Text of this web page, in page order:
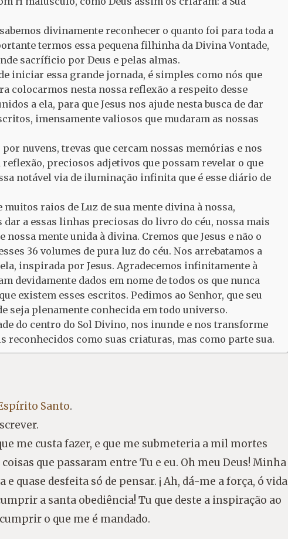
divinamente reconhecer o quanto foi para toda a
termos essa pequena filhinha da Divina Vontade,
sacríficio por Deus e pelas almas.
iniciar essa grande jornada, é simples como nós que
colocarmos nesta nossa reflexão a respeito desse
a ela, para que Jesus nos ajude nesta busca de dar
imensamente valiosos que mudaram as nossas
nuvens, trevas que cercam nossas memórias e nos
reflexão, preciosos adjetivos que possam revelar o que
notável via de iluminação infinita que é esse diário de
muitos raios de Luz de sua mente divina à nossa,
a essas linhas preciosas do livro do céu, nossa mais
mente unida à divina. Cremos que Jesus e não o
36 volumes de pura luz do céu. Nos arrebatamos a
inspirada por Jesus. Agradecemos infinitamente à
devidamente dados em nome de todos os que nunca
existem esses escritos. Pedimos ao Senhor, que seu
seja plenamente conhecida em todo universo.
do centro do Sol Divino, nos inunde e nos transforme
reconhecidos como suas criaturas, mas como parte sua.
Santo.
me custa fazer, e que me submeteria a mil mortes
que passaram entre Tu e eu. Oh meu Deus! Minha
quase desfeita só de pensar. ¡ Ah, dá-me a força, ó vida
a santa obediência! Tu que deste a inspiração ao
o que me é mandado.